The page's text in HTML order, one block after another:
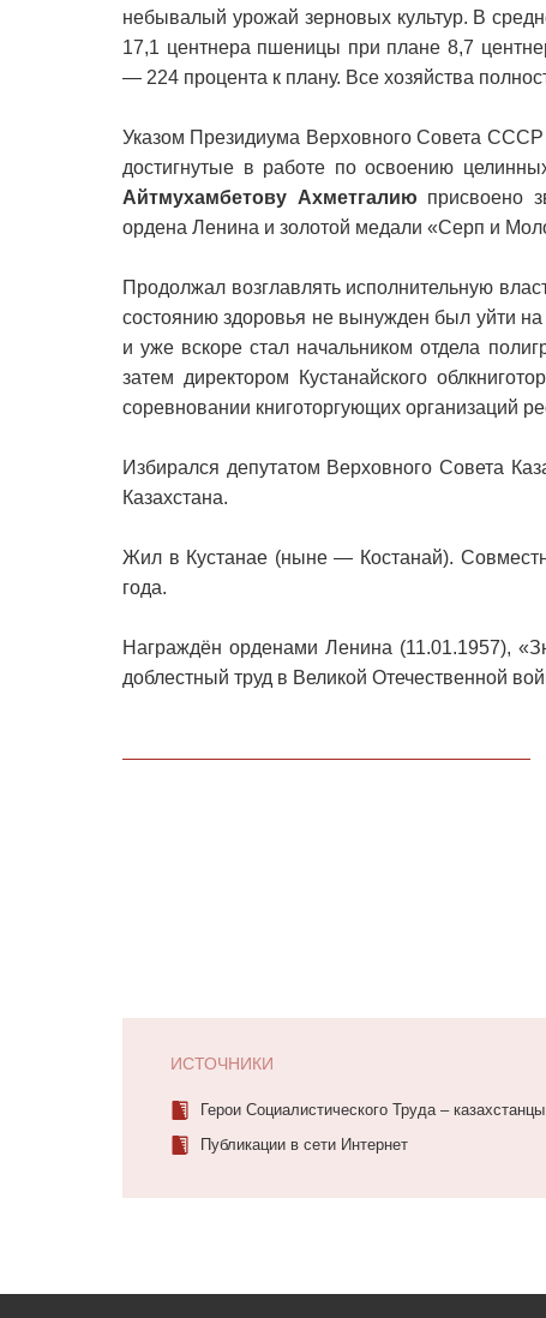
небывалый урожай зерновых культур. В
17,1 центнера пшеницы при плане 8,7
— 224 процента к плану. Все хозяйства
Указом Президиума Верховного Совета
достигнутые в работе по освоению
Айтмухамбетову Ахметгалию присвоено
ордена Ленина и золотой медали «Серп и
Продолжал возглавлять исполнительную
состоянию здоровья не вынужден был уйти
и уже вскоре стал начальником отдела
затем директором Кустанайского
соревновании книготоргующих организаций
Избирался депутатом Верховного Совета
Казахстана.
Жил в Кустанае (ныне — Костанай).
года.
Награждён орденами Ленина (11.01.1957),
доблестный труд в Великой Отечественной
ИСТОЧНИКИ
Герои Социалистического Труда –
Публикации в сети Интернет